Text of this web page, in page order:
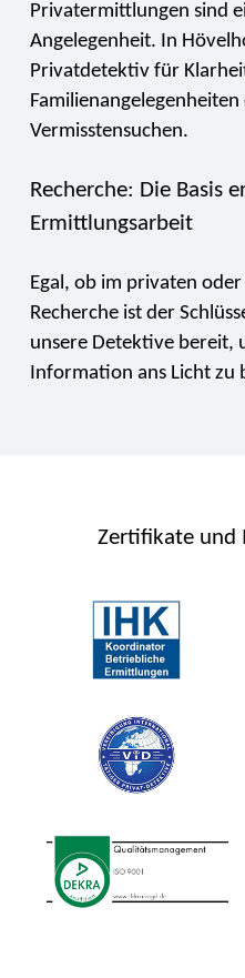
Privatermittlungen sind
Angelegenheit. In
Privatdetektiv für
Vermisstensuchen.
Recherche: Die Basis
Ermittlungsarbeit
Egal, ob im privaten
Recherche ist der
unsere Detektive bereit,
Information ans Licht zu
Zertifikate und